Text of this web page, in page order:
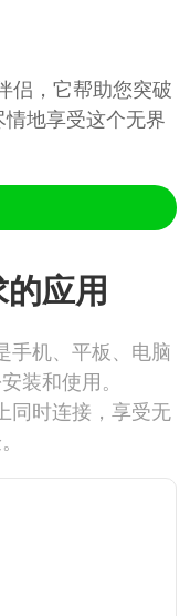
侣，它帮助您突破
地享受这个无界
应用
手机、平板、电脑
装和使用。
同时连接，享受无